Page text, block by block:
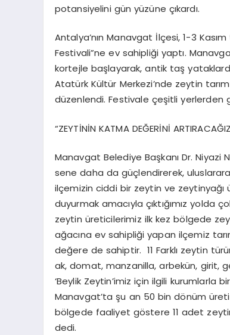
potansiyelini gün yüzüne çıkardı.
Antalya’nın Manavgat İlçesi, 1-3
Festivali”ne ev sahipliği yaptı.
kortejle başlayarak, antik taş
Atatürk Kültür Merkezi’nde zeytin
düzenlendi. Festivale çeşitli yerlerden
“ZEYTİNİN KATMA DEĞERİNİ
Manavgat Belediye Başkanı Dr.
sene daha da güçlendirerek,
ilçemizin ciddi bir zeytin ve
duyurmak amacıyla çıktığımız yolda
zeytin üreticilerimiz ilk kez bölgede
ağacına ev sahipliği yapan ilçemiz
değere de sahiptir. 11 Farklı zeytin
ak, domat, manzanilla, arbekün, girit,
‘Beylik Zeytin’imiz için ilgili
Manavgat’ta şu an 50 bin dönüm
bölgede faaliyet göstere 11 adet
dedi.